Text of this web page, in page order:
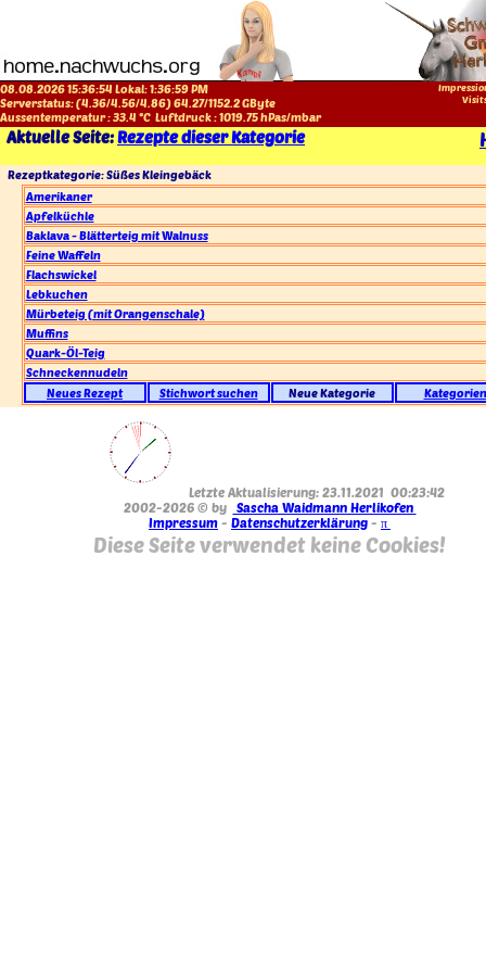
08.08.2026 15:36:54 Lokal:1:36:59 PM
Serverstatus: (4.36/4.56/4.86)64.27/1152.2GByte
Aussentemperatur :33.4 °C Luftdruck :1019.75hPas/mbar
Aktuelle Seite:Rezepte dieser Kategorie
Rezeptkategorie: Süßes Kleingebäck
Amerikaner
Apfelküchle
Baklava - Blätterteig mit Walnuss
Feine Waffeln
Flachswickel
Lebkuchen
Mürbeteig (mit Orangenschale)
Muffins
Quark-Öl-Teig
Schneckennudeln
Neues Rezept
Stichwort suchen Neue Kategorie Kategorien
Letzte Aktualisierung: 23.11.2021 00:23:42
2002-2026 © by
Sascha Waidmann Herlikofen
Impressum - Datenschutzerklärung - π
Diese Seite verwendet keine Cookies!